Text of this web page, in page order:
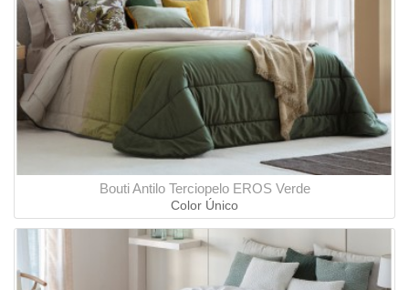
Bouti Antilo Terciopelo EROS Verde
Color Único